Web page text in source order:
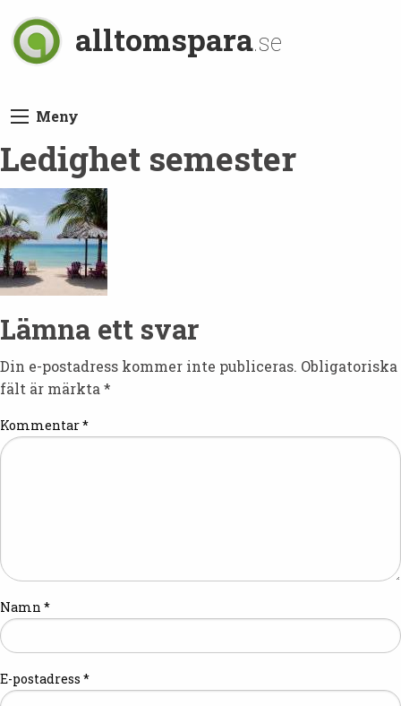
alltomspara.se
Meny
Ledighet semester
Lämna ett svar
Din e-postadress kommer inte publiceras. Obligatoriska
fält är märkta *
Kommentar*
Namn *
E-postadress *